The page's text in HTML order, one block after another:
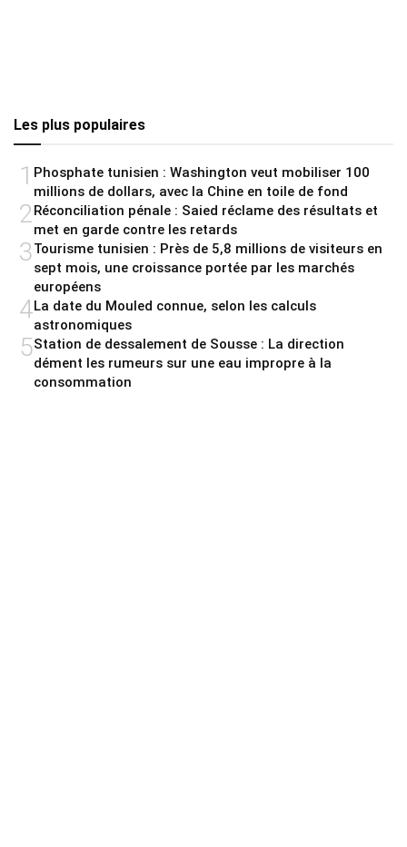
Les plus populaires
1 Phosphate tunisien : Washington veut mobiliser 100
millions de dollars, avec la Chine en toile de fond
2 Réconciliation pénale : Saied réclame des résultats et
met en garde contre les retards
3Tourisme tunisien : Près de 5,8 millions de visiteurs en
sept mois, une croissance portée par les marchés
européens
4La date du Mouled connue, selon les calculs
astronomiques
5Station de dessalement de Sousse : La direction
dément les rumeurs sur une eau impropre à la
consommation